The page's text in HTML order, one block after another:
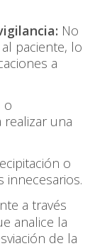
No
paciente, lo
a
o
una
o
innecesarios.
a través
analice la
de la